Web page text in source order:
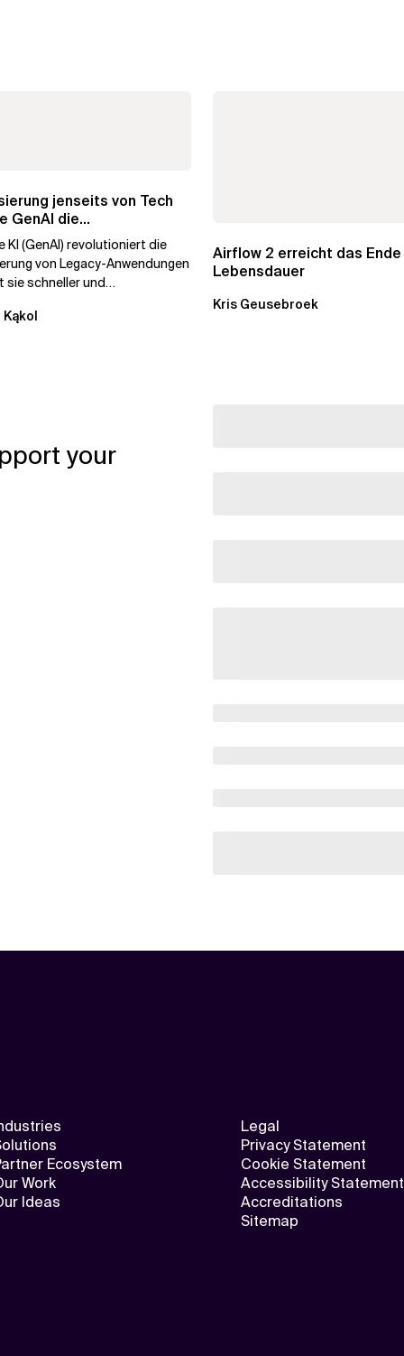
jenseits von Tech
GenAI die
KI (GenAI) revolutioniert die
von Legacy-Anwendungen
sie schneller und
Airflow 2 erreicht das
Lebensdauer
Kris Geusebroek
your
Ecosystem
Work
Ideas
Legal
Privacy Statement
Cookie Statement
Accessibility Statement
Accreditations
Sitemap